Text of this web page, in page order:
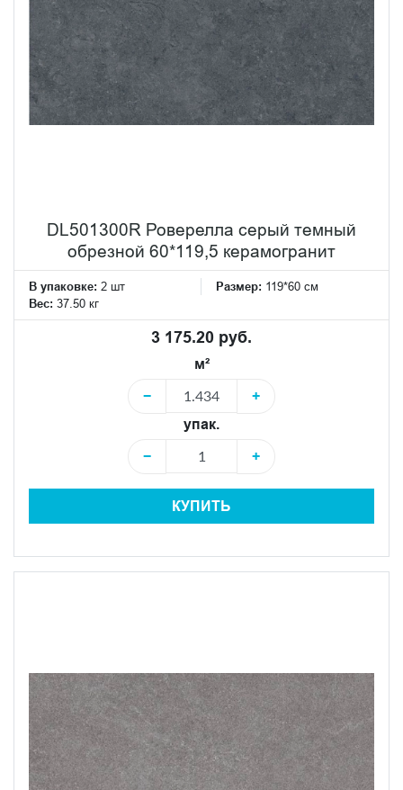
DL501300R Роверелла серый темный
обрезной 60*119,5 керамогранит
В упаковке: 2 шт Размер: 119*60 см
Вес: 37.50 кг
3 175.20 руб.
м²
−
+
упак.
−
+
КУПИТЬ